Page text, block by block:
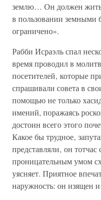
землю… Он должен жить
в пользовании земными
ограничено».
Рабби Исраэль спал
время проводил в
посетителей‚ которые
спрашивали совета в
помощью не только
имений, поражаясь
достоин всего этого
Какое бы трудное‚
представляли‚ он
проницательным умом
уясняет. Приятное
наружность: он изящен и